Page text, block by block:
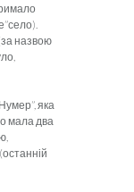
назвою
яка
мала два